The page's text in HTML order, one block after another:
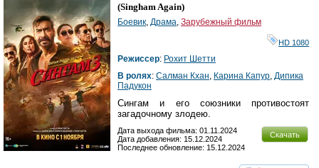
(Singham Again)
Боевик Драма Зарубежный фильм
HD 1080
Режиссер: Рохит Шетти
В ролях: Салман Кхан Карина Капур Дипика
Падукон
Сингам и его союзники противостоят
загадочному злодею.
Скачать
Дата выхода фильма: 01.11.2024
Дата добавления: 15.12.2024
Последнее обновление: 15.12.2024